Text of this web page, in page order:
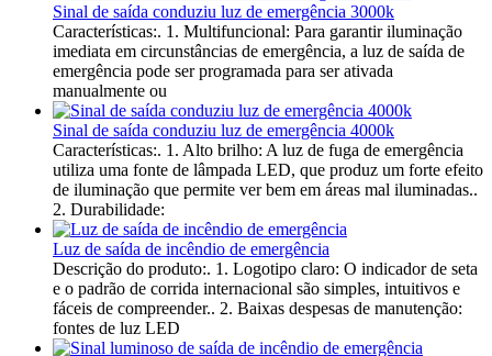
Sinal de saída conduziu luz de emergência 3000k
Características:. 1. Multifuncional: Para garantir iluminação
imediata em circunstâncias de emergência, a luz de saída de
emergência pode ser programada para ser ativada
manualmente ou
Sinal de saída conduziu luz de emergência 4000k
Características:. 1. Alto brilho: A luz de fuga de emergência
utiliza uma fonte de lâmpada LED, que produz um forte efeito
de iluminação que permite ver bem em áreas mal iluminadas..
2. Durabilidade:
Luz de saída de incêndio de emergência
Descrição do produto:. 1. Logotipo claro: O indicador de seta
e o padrão de corrida internacional são simples, intuitivos e
fáceis de compreender.. 2. Baixas despesas de manutenção:
fontes de luz LED